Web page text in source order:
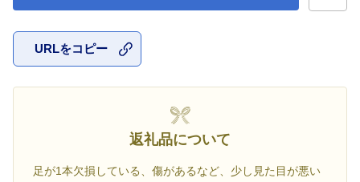
URLをコピー
返礼品について
足が1本欠損している、傷があるなど、少し見た目が悪い